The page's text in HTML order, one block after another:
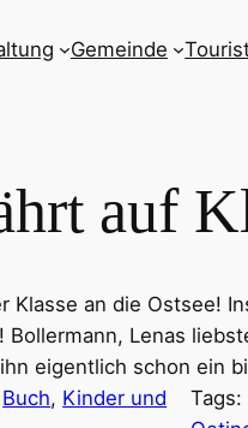
Gemeinde
auf
Klasse an die Ostsee!
Bollermann, Lenas
eigentlich schon ein
Buch, Kinder und
Tags: